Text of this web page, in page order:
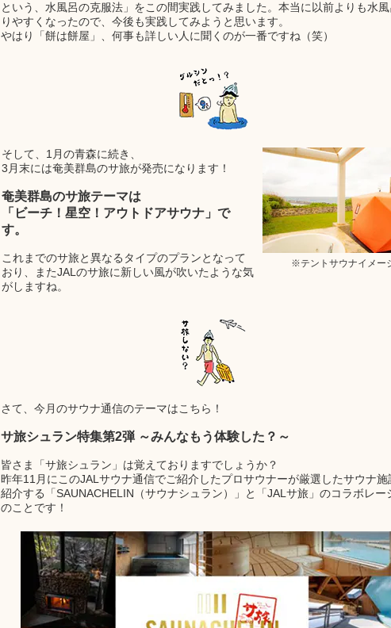
という、水風呂の克服法」をこの間実践してみました。本当に以前よりも水
りやすくなったので、今後も実践してみようと思います。
やはり「餅は餅屋」、何事も詳しい人に聞くのが一番ですね（笑）
そして、1月の青森に続き、
3月末には奄美群島のサ旅が発売になります！
奄美群島のサ旅テーマは
「ビーチ！星空！アウトドアサウナ」で
す。
これまでのサ旅と異なるタイプのプランとなって
おり、またJALのサ旅に新しい風が吹いたような気
がしますね。
※テントサウナイメー
さて、今月のサウナ通信のテーマはこちら！
サ旅シュラン特集第2弾 ～みんなもう体験した？～
皆さま「サ旅シュラン」は覚えておりますでしょうか？
昨年11月にこのJALサウナ通信でご紹介したプロサウナーが厳選したサウナ施
紹介する「SAUNACHELIN（サウナシュラン）」と「JALサ旅」のコラボレー
のことです！